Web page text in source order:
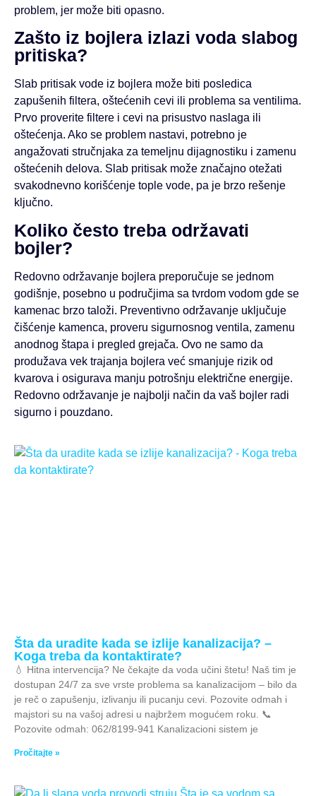
problem, jer može biti opasno.
Zašto iz bojlera izlazi voda slabog
pritiska?
Slab pritisak vode iz bojlera može biti posledica
zapušenih filtera, oštećenih cevi ili problema sa ventilima.
Prvo proverite filtere i cevi na prisustvo naslaga ili
oštećenja. Ako se problem nastavi, potrebno je
angažovati stručnjaka za temeljnu dijagnostiku i zamenu
oštećenih delova. Slab pritisak može značajno otežati
svakodnevno korišćenje tople vode, pa je brzo rešenje
ključno.
Koliko često treba održavati
bojler?
Redovno održavanje bojlera preporučuje se jednom
godišnje, posebno u područjima sa tvrdom vodom gde se
kamenac brzo taloži. Preventivno održavanje uključuje
čišćenje kamenca, proveru sigurnosnog ventila, zamenu
anodnog štapa i pregled grejača. Ovo ne samo da
produžava vek trajanja bojlera već smanjuje rizik od
kvarova i osigurava manju potrošnju električne energije.
Redovno održavanje je najbolji način da vaš bojler radi
sigurno i pouzdano.
Šta da uradite kada se izlije kanalizacija? –
Koga treba da kontaktirate?
💧 Hitna intervencija? Ne čekajte da voda učini štetu! Naš tim je
dostupan 24/7 za sve vrste problema sa kanalizacijom – bilo da
je reč o zapušenju, izlivanju ili pucanju cevi. Pozovite odmah i
majstori su na vašoj adresi u najbržem mogućem roku. 📞
Pozovite odmah: 062/8199-941 Kanalizacioni sistem je
Pročitajte »